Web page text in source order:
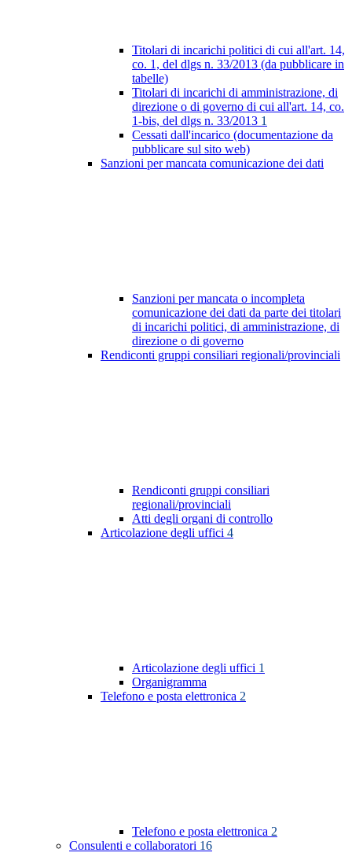
Titolari di incarichi politici di cui all'art. 14,
co. 1, del dlgs n. 33/2013 (da pubblicare in
tabelle)
Titolari di incarichi di amministrazione, di
direzione o di governo di cui all'art. 14, co.
1-bis, del dlgs n. 33/2013 1
Cessati dall'incarico (documentazione da
pubblicare sul sito web)
Sanzioni per mancata comunicazione dei dati
Sanzioni per mancata o incompleta
comunicazione dei dati da parte dei titolari
di incarichi politici, di amministrazione, di
direzione o di governo
Rendiconti gruppi consiliari regionali/provinciali
Rendiconti gruppi consiliari
regionali/provinciali
Atti degli organi di controllo
Articolazione degli uffici 4
Articolazione degli uffici 1
Organigramma
Telefono e posta elettronica 2
Telefono e posta elettronica 2
Consulenti e collaboratori 16